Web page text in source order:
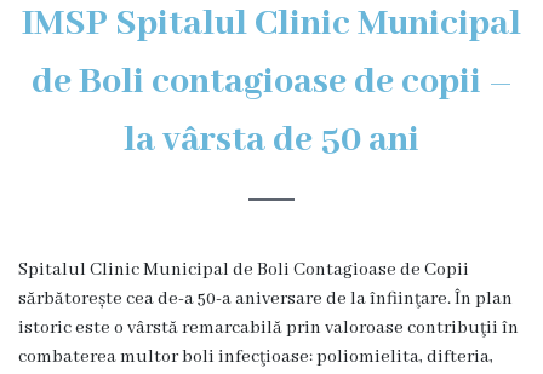
Organigrama
Calitate
Regulamente
IMSP Spitalul Clinic Municipal
de Boli contagioase de copii –
la vârsta de 50 ani
Spitalul Clinic Municipal de Boli Contagioase de Copii
sărbătorește cea de-a 50-a aniversare de la înfiinţare. În plan
istoric este o vârstă remarcabilă prin valoroase contribuţii în
combaterea multor boli infecţioase: poliomielita, difteria,